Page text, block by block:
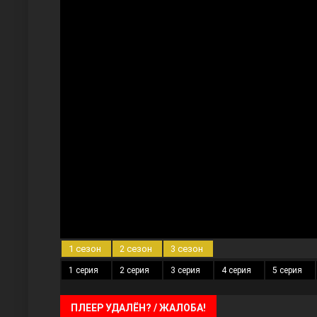
Ветреный холм
1 сезон 2 сезон 3 сезон
1 серия 2 серия 3 серия 4 серия 5 серия
ПЛЕЕР УДАЛЁН? / ЖАЛОБА!